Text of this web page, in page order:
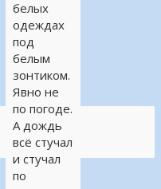
белых
одеждах
под
белым
зонтиком.
Явно не
по погоде.
А дождь
всё стучал
и стучал
по